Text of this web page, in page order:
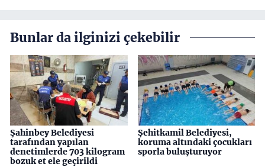
Bunlar da ilginizi çekebilir
Şahinbey Belediyesi
tarafından yapılan
denetimlerde 703 kilogram
bozuk et ele geçirildi
Şehitkamil Belediyesi,
koruma altındaki çocukları
sporla buluşturuyor